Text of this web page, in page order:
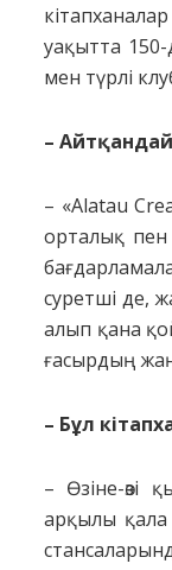
уақыт­та 150-
мен түрлі
–
– «Alatau
орталық
суретші де,
алып қана
ғасырдың
– Бұл
– Өзіне-өзі
арқылы қала